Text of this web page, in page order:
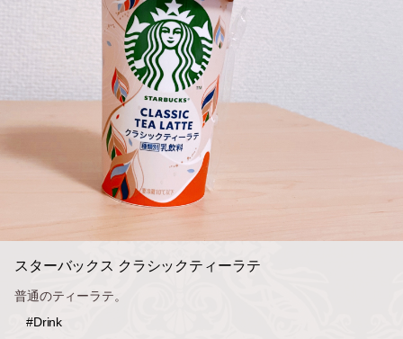
スターバックス クラシックティーラテ
普通のティーラテ。
#Drink